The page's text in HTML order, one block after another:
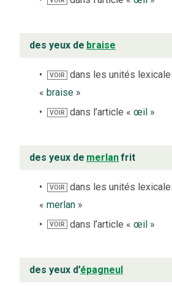
des yeux de braise
VOIR
dans les unités
« braise »
VOIR dans l’article «œil »
des yeux de merlanfrit
VOIR
dans les unités
« merlan »
VOIR dans l’article «œil »
des yeux d’épagneul